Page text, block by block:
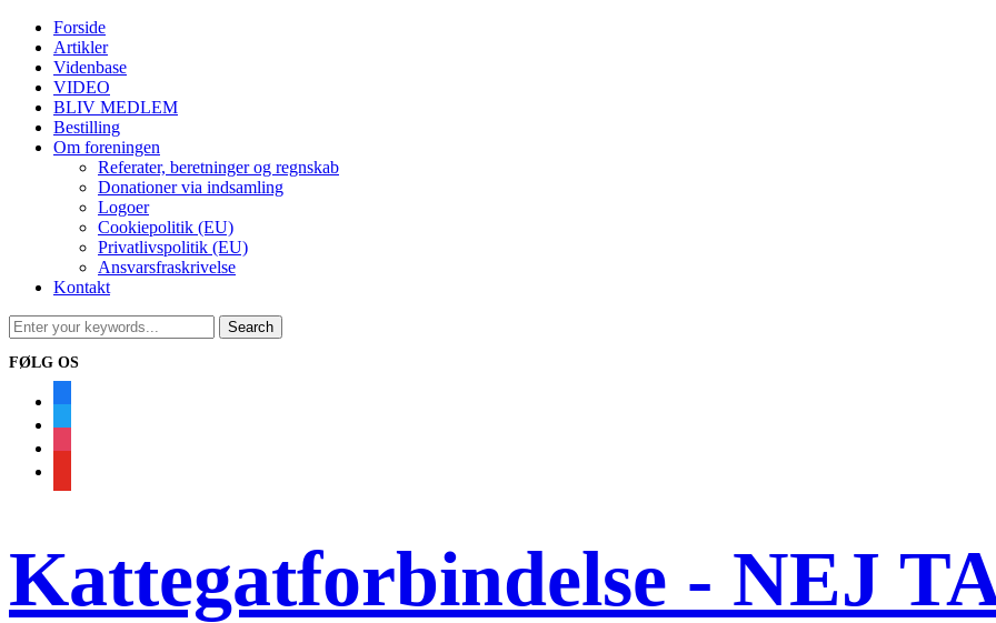
Forside
Artikler
Videnbase
VIDEO
BLIV MEDLEM
Bestilling
Om foreningen
Referater, beretninger og regnskab
Donationer via indsamling
Logoer
Cookiepolitik (EU)
Privatlivspolitik (EU)
Ansvarsfraskrivelse
Kontakt
FØLG OS
Kattegatforbindelse - NEJ